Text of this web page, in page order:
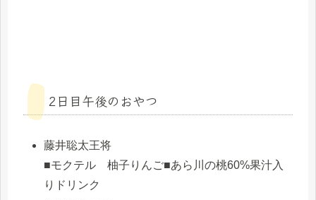
2日目午後のおやつ
藤井聡太王将
■モクテル 柚子りんご■あら川の桃60%果汁入
りドリンク